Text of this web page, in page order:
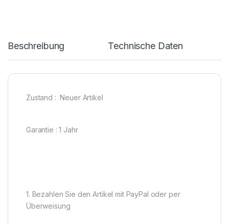
Beschreibung Technische Daten
Zustand : Neuer Artikel
Garantie : 1 Jahr
1. Bezahlen Sie den Artikel mit PayPal oder per
Überweisung